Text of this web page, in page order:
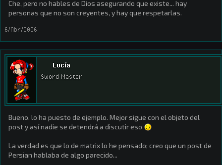
Che, pero no hables de Dios asegurando que existe... hay
personas que no son creyentes, y hay que respetarlas.
6/Abr/2006
Lucía
Sword Master
Bueno, lo ha puesto de ejemplo. Mejor sigue con el objeto del
post y así nadie se detendrá a discutir eso
La verdad es que lo de matrix lo he pensado; creo que un post de
Persian hablaba de algo parecido...